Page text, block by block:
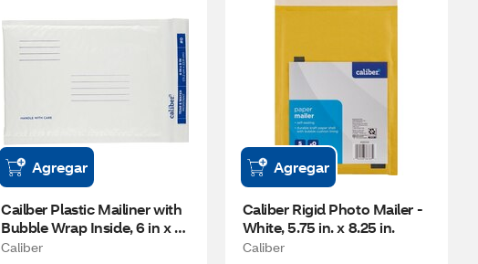
Agregar
Cailber Plastic Mailiner with
Bubble Wrap Inside, 6 in x
9.25 in
Caliber
Agregar
Caliber Rigid Photo Mailer -
White, 5.75 in. x 8.25 in.
Caliber